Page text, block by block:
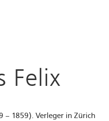
Felix
– 1859). Verleger in Zürich